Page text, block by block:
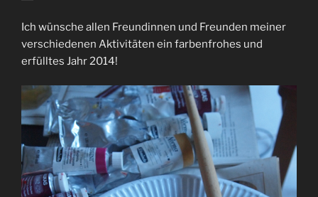
Ich wünsche allen Freundinnen und Freunden meiner
verschiedenen Aktivitäten ein farbenfrohes und
erfülltes Jahr 2014!